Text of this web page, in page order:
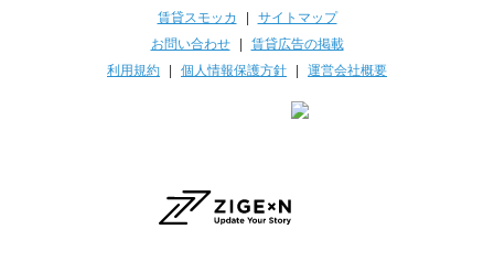
賃貸スモッカ
サイトマップ
お問い合わせ| 賃貸広告の掲載
利用規約
個人情報保護方針 運営会社概要